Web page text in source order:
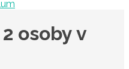
osoby v